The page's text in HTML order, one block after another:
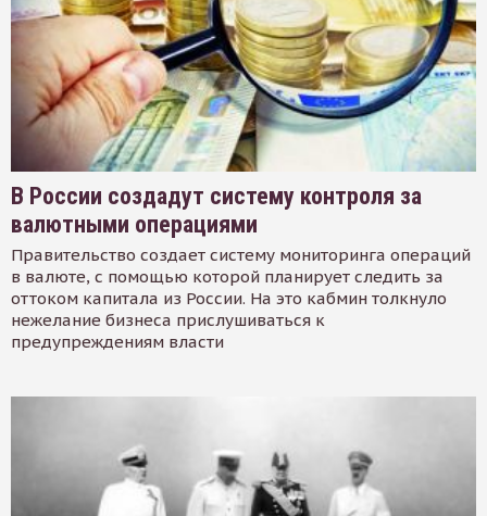
В России создадут систему контроля за
валютными операциями
Правительство создает систему мониторинга операций
в валюте, с помощью которой планирует следить за
оттоком капитала из России. На это кабмин толкнуло
нежелание бизнеса прислушиваться к
предупреждениям власти